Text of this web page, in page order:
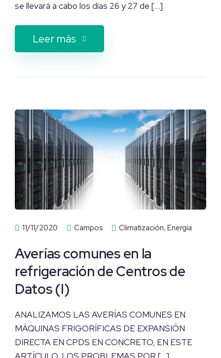
se llevará a cabo los días 26 y 27 de […]
Leer más
11/11/2020 Campos Climatización, Energía
Averías comunes en la
refrigeración de Centros de
Datos (I)
ANALIZAMOS LAS AVERÍAS COMUNES EN
MÁQUINAS FRIGORÍFICAS DE EXPANSIÓN
DIRECTA EN CPDS EN CONCRETO, EN ESTE